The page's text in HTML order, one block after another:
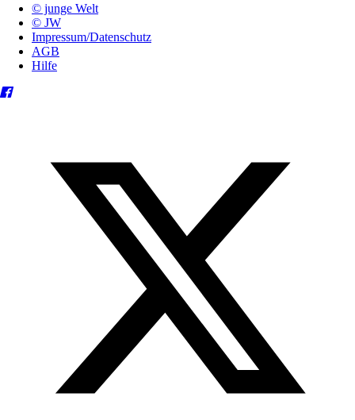
© junge Welt
© JW
Impressum/Datenschutz
AGB
Hilfe